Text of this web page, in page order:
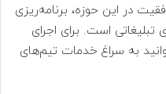
در این حوزه، برنامه‌ریزی
است. برای اجرای
به سراغ خدمات تیم‌های